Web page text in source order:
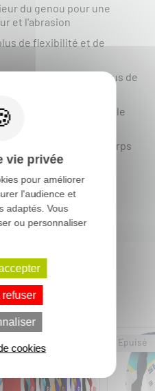
du genou pour une
et l'abrasion
de flexibilité et de
critiques pour plus de
du système de taille
pour le haut du corps
sans décoloration
aussi :
vie privée
pour améliorer
l'audience et
adaptés. Vous
ou personnaliser
refuser
cookies